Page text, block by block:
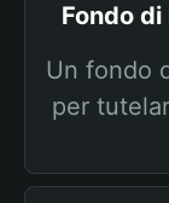
Fondo
Un fondo
per